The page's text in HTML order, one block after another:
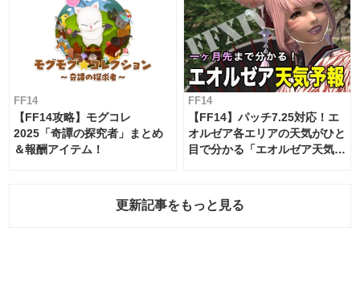
FF14
【FF14攻略】モグコレ
2025「奇譚の探究者」まとめ
＆報酬アイテム！
FF14
【FF14】パッチ7.25対応！エ
オルゼア各エリアの天気がひと
目で分かる「エオルゼア天気予
更新記事をもっと見る